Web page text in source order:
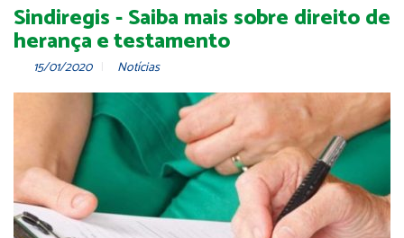
Sindiregis - Saiba mais sobre direito de
herança e testamento
15/01/2020 Notícias